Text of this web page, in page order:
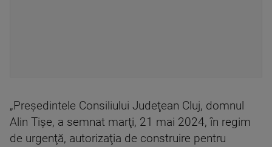
„Preşedintele Consiliului Judeţean Cluj, domnul
Alin Tişe, a semnat marţi, 21 mai 2024, în regim
de urgenţă, autorizaţia de construire pentru